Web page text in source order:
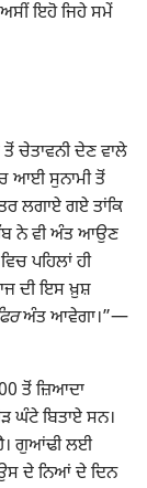
ਇਹੋ ਜਿਹੇ ਸਮੇਂ
ਤੋਂ ਚੇਤਾਵਨੀ ਦੇਣ ਵਾਲੇ
ਆਈ ਸੁਨਾਮੀ ਤੋਂ
ਲਗਾਏ ਗਏ ਤਾਂਕਿ
ਰੱਬ ਨੇ ਵੀ ਅੰਤ ਆਉਣ
ਪਹਿਲਾਂ ਹੀ
ਦੀ ਇਸ ਖ਼ੁਸ਼
ਅੰਤ ਆਵੇਗਾ।”​—
ਤੋਂ ਜ਼ਿਆਦਾ
ਘੰਟੇ ਬਿਤਾਏ ਸਨ।
ਗੁਆਂਢੀ ਲਈ
ਦੇ ਨਿਆਂ ਦੇ ਦਿਨ